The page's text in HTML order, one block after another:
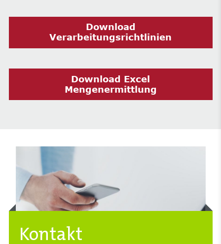
Download
Verarbeitungsrichtlinien
Download Excel
Mengenermittlung
Kontakt